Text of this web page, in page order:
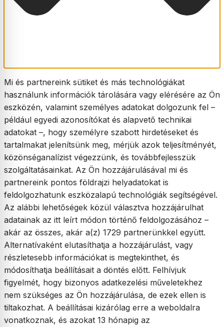
Mi és partnereink sütiket és más technológiákat
használunk információk tárolására vagy elérésére az Ön
eszközén, valamint személyes adatokat dolgozunk fel –
például egyedi azonosítókat és alapvető technikai
adatokat –, hogy személyre szabott hirdetéseket és
tartalmakat jelenítsünk meg, mérjük azok teljesítményét,
közönséganalízist végezzünk, és továbbfejlesszük
szolgáltatásainkat. Az Ön hozzájárulásával mi és
partnereink pontos földrajzi helyadatokat is
feldolgozhatunk eszközalapú technológiák segítségével.
Az alábbi lehetőségek közül választva hozzájárulhat
adatainak az itt leírt módon történő feldolgozásához –
akár az összes, akár a(z) 1729 partnerünkkel együtt.
Alternatívaként elutasíthatja a hozzájárulást, vagy
részletesebb információkat is megtekinthet, és
módosíthatja beállításait a döntés előtt. Felhívjuk
figyelmét, hogy bizonyos adatkezelési műveletekhez
nem szükséges az Ön hozzájárulása, de ezek ellen is
tiltakozhat. A beállításai kizárólag erre a weboldalra
vonatkoznak, és azokat 13 hónapig az